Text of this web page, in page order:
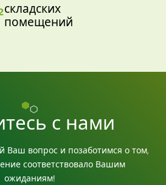
складских
помещений
с нами
Ваш вопрос и позаботимся о том,
соответствовало Вашим
ожиданиям!